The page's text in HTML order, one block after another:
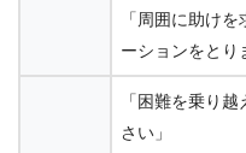
「周囲に助け
ーションをとり
「困難を乗り
さい」